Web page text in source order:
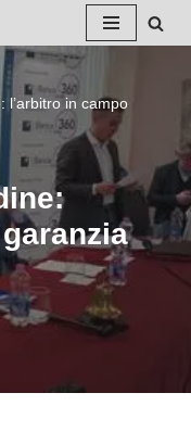
l’arbitro in campo